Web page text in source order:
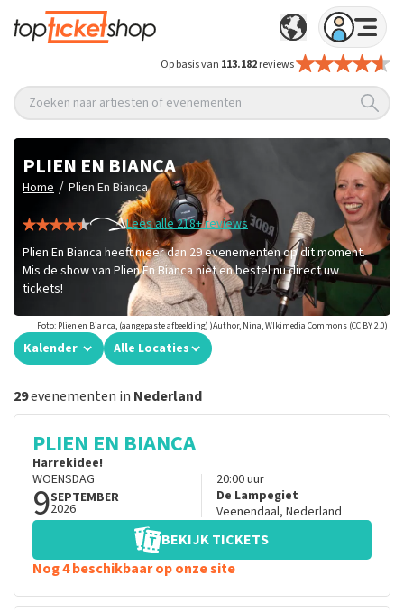
Op basis van 113.182reviews
Zoeken naar artiesten of evenementen
PLIEN EN BIANCA
Home / Plien En Bianca
Lees alle 218+ reviews
Plien En Bianca heeft meer dan 29 evenementen op dit moment.
Mis de show van Plien En Bianca niet en bestel nu direct uw
tickets!
Foto: Plien en Bianca, (aangepaste afbeelding) )Author, Nina, WIkimedia Commons (CC BY 2.0)
Kalender Alle Locaties
29evenementen in Nederland
PLIEN EN BIANCA
Harrekidee!
WOENSDAG
9SEPTEMBER
2026
20:00uur
De Lampegiet
Veenendaal, Nederland
BEKIJK TICKETS
Nog 4 beschikbaar op onze site